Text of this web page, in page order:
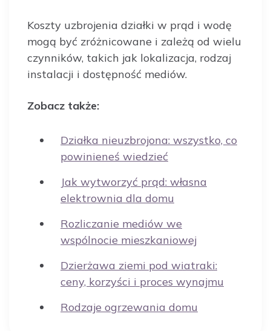
Koszty uzbrojenia działki w prąd i wodę
mogą być zróżnicowane i zależą od wielu
czynników, takich jak lokalizacja, rodzaj
instalacji i dostępność mediów.
Zobacz także:
Działka nieuzbrojona: wszystko, co
powinieneś wiedzieć
Jak wytworzyć prąd: własna
elektrownia dla domu
Rozliczanie mediów we
wspólnocie mieszkaniowej
Dzierżawa ziemi pod wiatraki:
ceny, korzyści i proces wynajmu
Rodzaje ogrzewania domu